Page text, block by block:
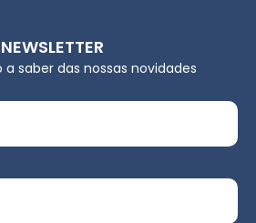
NEWSLETTER
a saber das nossas novidades